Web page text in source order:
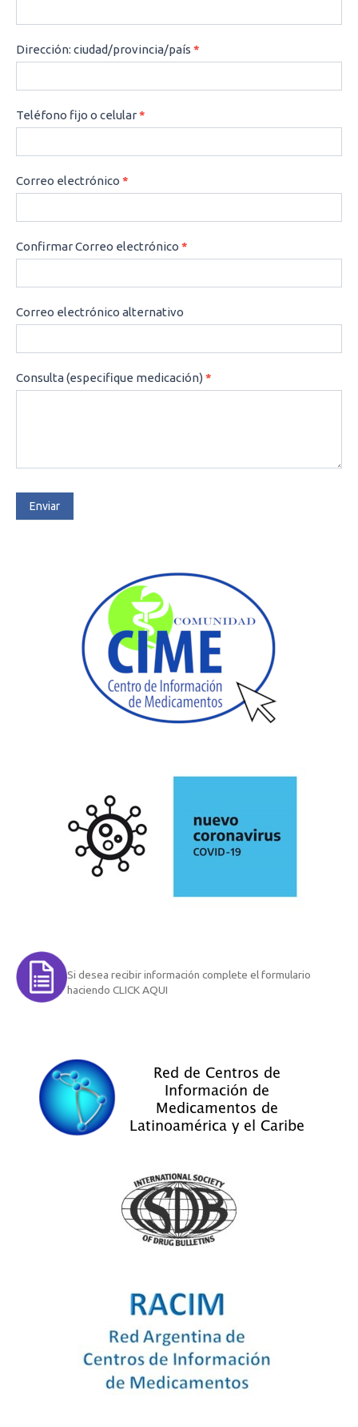
Dirección: ciudad/provincia/país *
Teléfono fijo o celular*
Correo electrónico *
Confirmar Correo electrónico *
Correo electrónico alternativo
Consulta (especifique medicación)*
Enviar
Si desea recibir información complete el formulario
haciendo CLICK AQUI